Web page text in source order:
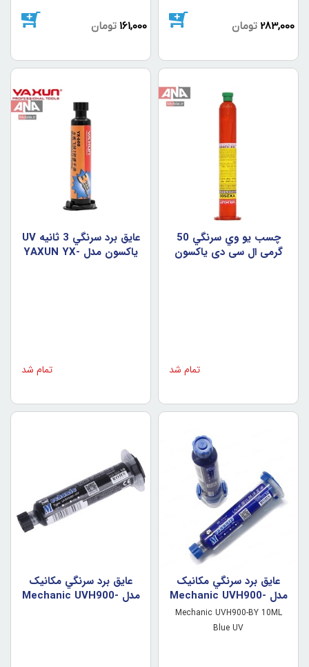
283,000 تومان 161,000 تومان
چسب يو وي سرنگي 50
گرمي ال سي دي ياکسون
تمام شد
عايق برد سرنگي 3 ثانيه UV
ياکسون مدل YAXUN YX-
تمام شد
عايق برد سرنگي مکانيک
مدل Mechanic UVH900-
BY (رنگ آبي)
Mechanic UVH900-BY 10ML
Blue UV
عايق برد سرنگي مکانيک
مدل Mechanic UVH900-